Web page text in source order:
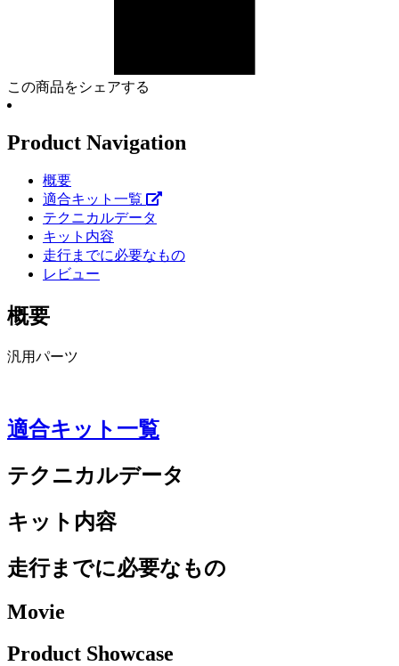
この商品をシェアする
Product Navigation
概要
適合キット一覧
テクニカルデータ
キット内容
走行までに必要なもの
レビュー
概要
汎用パーツ
適合キット一覧
テクニカルデータ
キット内容
走行までに必要なもの
Movie
Product Showcase